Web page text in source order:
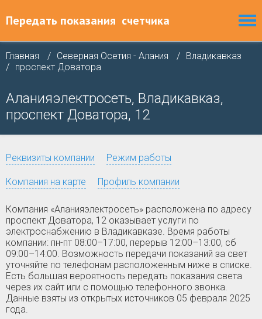
Передать показания счетчика
Главная Северная Осетия - Алания
Владикавказ
проспект Доватора
Аланияэлектросеть, Владикавказ,
проспект Доватора, 12
Реквизиты компании Режим работы
Компания на карте Профиль компании
Компания «Аланияэлектросеть» расположена по адресу
проспект Доватора, 12 оказывает услуги по
электроснабжению в Владикавказе. Время работы
компании: пн-пт 08:00–17:00, перерыв 12:00–13:00, сб
09:00–14:00. Возможность передачи показаний за свет
уточняйте по телефонам расположенным ниже в списке.
Есть большая вероятность передать показания света
через их сайт или с помощью телефонного звонка.
Данные взяты из открытых источников 05 февраля 2025
года.